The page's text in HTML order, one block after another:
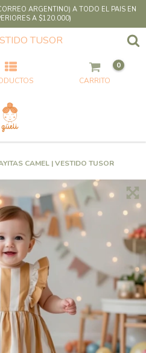
ARGENTINO) A TODO EL PAIS EN
A $120.000)
TUSOR
CARRITO
0
CAMEL | VESTIDO TUSOR